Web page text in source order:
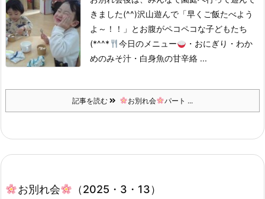
きました(^^)沢山遊んで「早くご飯たべよう
よ～！！」とお腹がペコペコな子どもたち
(*^^*
今日のメニュー
・おにぎり・わか
めのみそ汁・白身魚の甘辛絡 ...
記事を読む お別れ会 パート ...
お別れ会 （2025・3・13）